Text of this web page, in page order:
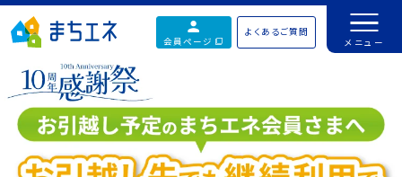
会員ページ
よくあるご質問